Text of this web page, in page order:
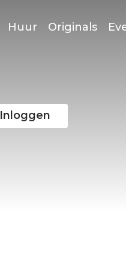
Huur Originals
Inloggen